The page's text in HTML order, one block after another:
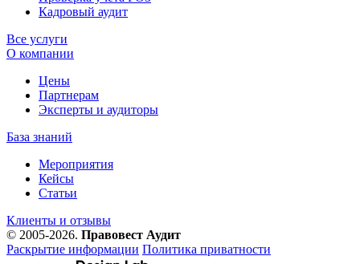
Кадровый аудит
Все услуги
О компании
Цены
Партнерам
Эксперты и аудиторы
База знаний
Мероприятия
Кейсы
Статьи
Клиенты и отзывы
© 2005-2026. Правовест Аудит
Раскрытие информации Политика приватности